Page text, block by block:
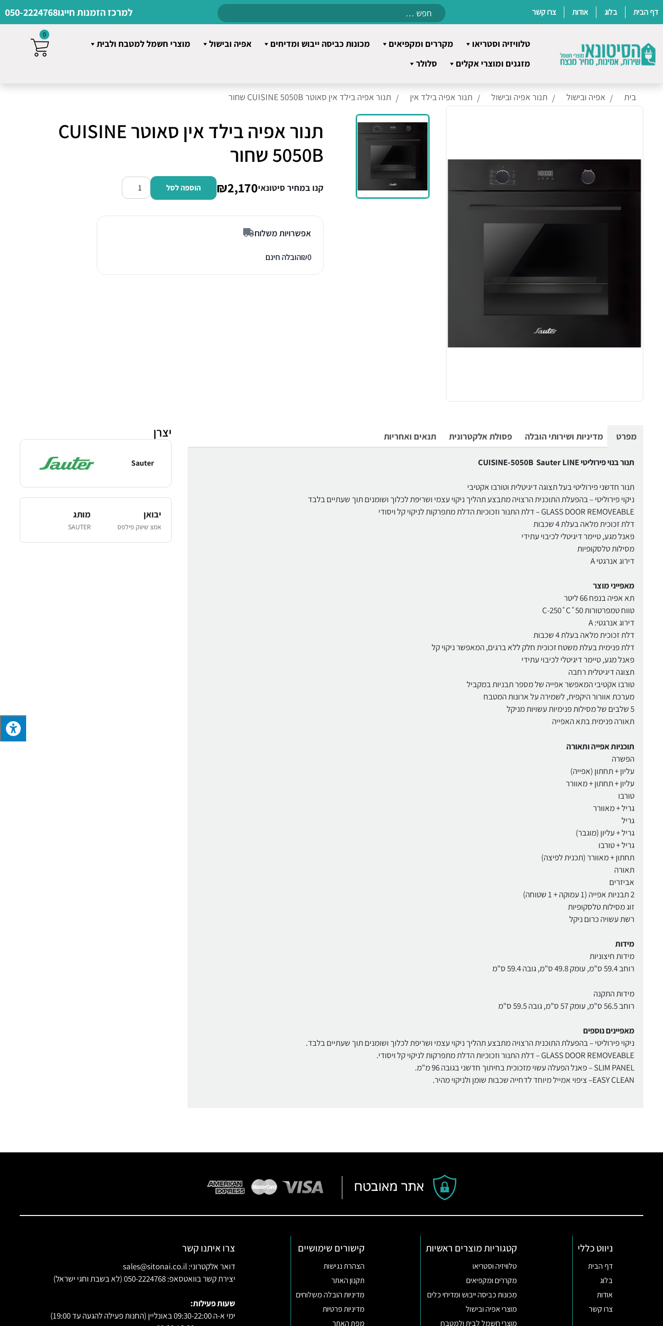
Skip
דף הבית בלוג אודות צרו קשר
Search
למרכז הזמנות חייגו050-2224768
טלוויזיה וסטריאו מקררים ומקפיאים מכונות כביסה ייבוש ומדיחים אפיה ובישול
מוצרי חשמל למטבח ולבית
מזגנים ומוצרי אקלים
סלולר
בית אפיה ובישול תנור אפיה ובישול תנור אפיה בילד אין תנור אפיה בילד אין סאוטר CUISINE 5050B שחור
תנור אפיה בילד אין סאוטר CUISINE
5050B שחור
קנו במחיר סיטונאי₪2,170 הוספה לסל
כמות
סאוטר
אפשרויות משלוח
₪0 הובלה חינם
מפרט מדיניות ושירותי הובלה פסולת אלקטרונית תנאים ואחריות
תנור בנוי פירוליטי CUISINE-5050B Sauter LINE
תנור חדשני פירוליטי בעל תצוגה דיגיטלית וטורבו אקטיבי
ניקוי פירוליטי – בהפעלת התוכנית הרצויה מתבצע תהליך ניקוי עצמי ושריפת לכלוך ושומנים תוך שעתיים בלבד
GLASS DOOR REMOVEABLE – דלת התנור וזכוכיות הדלת מתפרקות לניקוי קל ויסודי
דלת זכוכית מלאה בעלת 4 שכבות
פאנל מגע, טיימר דיגיטלי לכיבוי עתידי
מסילות טלסקופיות
דירוג אנרגטי A
מאפייני מוצר
תא אפיה בנפח 66 ליטר
טווח טמפרטורות 50˚C-250˚C
דירוג אנרגטי: A
דלת זכוכית מלאה בעלת 4 שכבות
דלת פנימית בעלת משטח זכוכית חלק ללא ברגים, המאפשר ניקוי קל
פאנל מגע, טיימר דיגיטלי לכיבוי עתידי
תצוגה דיגיטלית רחבה
טורבו אקטיבי המאפשר אפייה של מספר תבניות במקביל
מערכת אוורור היקפית, לשמירה על ארונות המטבח
5 שלבים של מסילות פנימיות עשויות מניקל
תאורה פנימית בתא האפייה
תוכניות אפייה ותאורה
הפשרה
עליון + תחתון (אפייה)
עליון + תחתון + מאוורר
טורבו
גריל + מאוורר
גריל
גריל + עליון (מוגבר)
גריל + טורבו
תחתון + מאוורר (תכנית לפיצה)
תאורה
אביזרים
2 תבניות אפייה (1 עמוקה + 1 שטוחה)
זוג מסילות טלסקופיות
רשת עשויה כרום ניקל
מידות
מידות חיצוניות
רוחב 59.4 ס"מ, עומק 49.8 ס"מ, גובה 59.4 ס"מ
מידות התקנה
רוחב 56.5 ס"מ, עומק 57 ס"מ, גובה 59.5 ס"מ
מאפיינים נוספים
ניקוי פירוליטי – בהפעלת התוכנית הרצויה מתבצע תהליך ניקוי עצמי ושריפת לכלוך ושומנים תוך שעתיים בלבד.
GLASS DOOR REMOVEABLE – דלת התנור וזכוכיות הדלת מתפרקות לניקוי קל ויסודי.
SLIM PANEL – פאנל הפעלה עשוי מזכוכית בחיתוך חדשני בגובה 96 מ"מ.
EASY CLEAN– ציפוי אמייל מיוחד לדחייה שכבות שומן ולניקוי מהיר.
יצרן
Sauter
יבואן
אמצ שיווק פילפס
מותג
SAUTER
ניווט כללי
דף הבית
בלוג
אודות
צרו קשר
קטגוריות מוצרים ראשיות
טלוויזיה וסטריאו
מקררים ומקפיאים
מכונות כביסה ייבוש ומדיחי כלים
מוצרי אפיה ובישול
מוצרי חשמל לבית ולמטבח
קישורים שימושיים
הצהרת נגישות
תקנון האתר
מדיניות הובלה משלוחים
מדיניות פרטיות
מפת האתר
צרו איתנו קשר
דואר אלקטרוני: sales@sitonai.co.il
יצירת קשר בוואטסאפ: 050-2224768 (לא בשבת וחגי ישראל)
שעות פעילות:
ימי א-ה 09:30-22:00 באונליין (החנות פעילה להגעה עד 19:00)
0